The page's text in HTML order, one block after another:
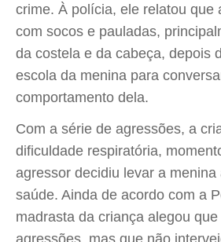
crime. À polícia, ele relatou que
com socos e pauladas,
da costela e da cabeça, depois
escola da menina para
comportamento dela.
Com a série de agressões, a
dificuldade respiratória,
agressor decidiu levar a
saúde. Ainda de acordo com a
madrasta da criança alegou
agressões, mas que não